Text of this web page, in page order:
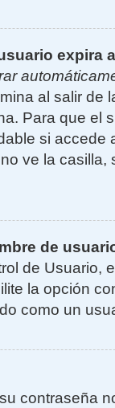
expira
al salir de
Para que el
si accede
ve la
de
de Usuario,
la opción
como un
contraseña